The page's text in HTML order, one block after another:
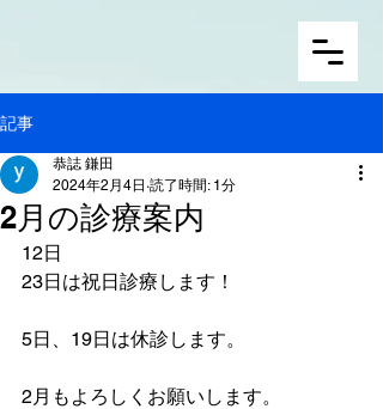
記事
2月の診療案内
恭誌 鎌田
2024年2月4日 読了時間: 1分
12日
23日は祝日診療します！
5日、19日は休診します。
2月もよろしくお願いします。